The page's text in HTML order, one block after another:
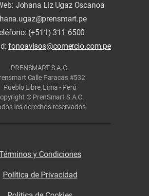
Johana Liz Ugaz Oscanoa
(+511) 311 6500
fonoavisos@comercio.com.pe
PRENSMART S.A.C.
Calle Paracas #532
Pueblo Libre, Lima - Perú
© PrenSmart S.A.C.
los derechos reservados
y Condiciones
Política de Privacidad